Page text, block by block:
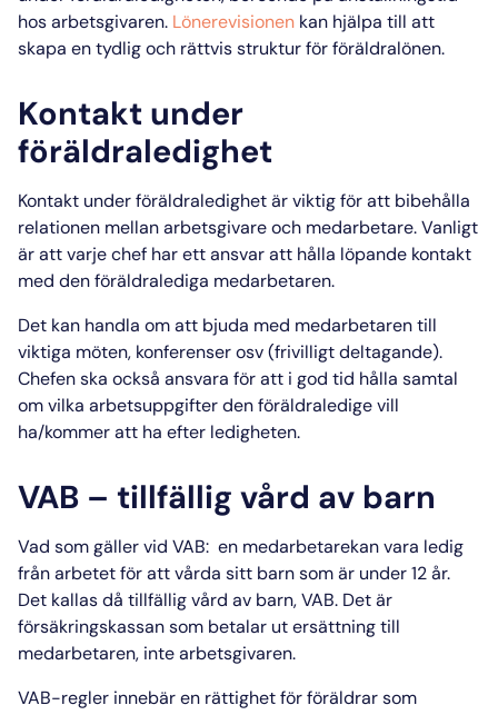
hosarbetsgivaren. Lönerevisionen kan hjälpa till att
skapa en tydlig och rättvis struktur för föräldralönen.
Kontakt under
föräldraledighet
Kontakt under föräldraledighetär viktig för att bibehålla
relationen mellan arbetsgivare och medarbetare. Vanligt
är att varje chef har ett ansvar att hålla löpande kontakt
med den föräldralediga medarbetaren.
Det kan handla om att bjuda med medarbetaren till
viktiga möten, konferenser osv (frivilligt deltagande).
Chefen ska också ansvara för att i god tid hålla samtal
om vilka arbetsuppgifter den föräldraledige vill
ha/kommer att ha efter ledigheten.
VAB – tillfällig vård av barn
Vad som gäller vid VAB: en medarbetarekan vara ledig
från arbetet för att vårda sitt barn som är under 12 år.
Det kallas då tillfällig vård av barn,VAB. Det är
försäkringskassan som betalar ut ersättning till
medarbetaren, intearbetsgivaren.
VAB-regler innebär en rättighet för föräldrar som